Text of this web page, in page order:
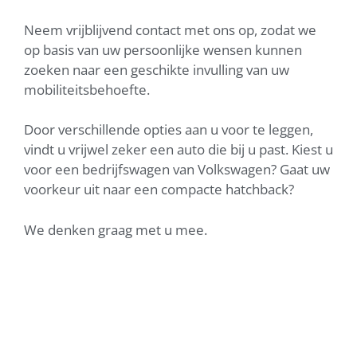
Neem vrijblijvend contact met ons op, zodat we
op basis van uw persoonlijke wensen kunnen
zoeken naar een geschikte invulling van uw
mobiliteitsbehoefte.
Door verschillende opties aan u voor te leggen,
vindt u vrijwel zeker een auto die bij u past. Kiest u
voor een bedrijfswagen van Volkswagen? Gaat uw
voorkeur uit naar een compacte hatchback?
We denken graag met u mee.